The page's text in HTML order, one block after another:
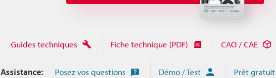
Guides techniques Fiche technique (PDF) CAO / CAE
Assistance: Posez vos questions Démo / Test Prêt